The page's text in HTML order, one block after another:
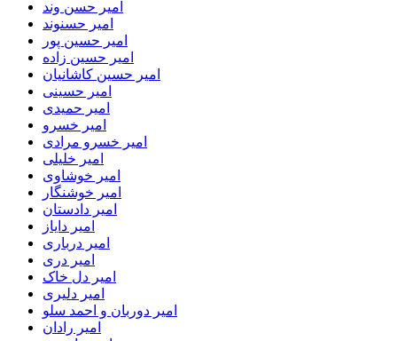
امیر حسن وند
امیر حسنوند
امیر حسین پور
امیر حسین زاده
امیر حسین کاشانیان
امیر حسینی
امیر حمیدی
امیر خسرو
امیر خسرو مرادی
امیر خلیلی
امیر خوشاوی
امیر خوشنگار
امیر دادستان
امیر دایاز
امیر درباری
امیر دری
امیر دل خاک
امیر دلیری
امیر دوربان و احمد سلو
امیر رادان